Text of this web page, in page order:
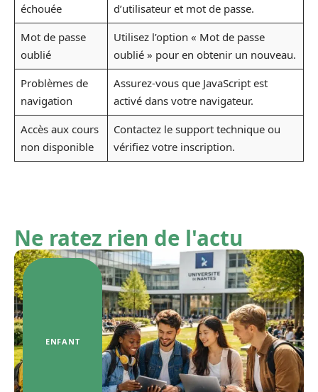
échouée
d’utilisateur et mot de passe.
Mot de passe
oublié
Utilisez l’option « Mot de passe
oublié » pour en obtenir un nouveau.
Problèmes de
navigation
Assurez-vous que JavaScript est
activé dans votre navigateur.
Accès aux cours
non disponible
Contactez le support technique ou
vérifiez votre inscription.
Ne ratez rien de l'actu
ENFANT